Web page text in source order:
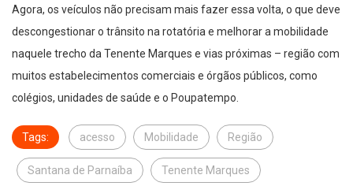
Agora, os veículos não precisam mais fazer essa volta, o que deve
descongestionar o trânsito na rotatória e melhorar a mobilidade
naquele trecho da Tenente Marques e vias próximas – região com
muitos estabelecimentos comerciais e órgãos públicos, como
colégios, unidades de saúde e o Poupatempo.
Tags: acesso Mobilidade Região
Santana de Parnaíba Tenente Marques